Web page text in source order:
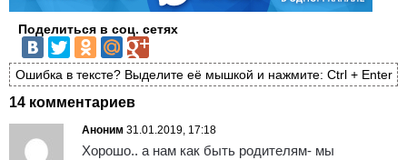
Поделиться в соц. сетях
Ошибка в тексте? Выделите её мышкой и нажмите: Ctrl + Enter
14 комментариев
Аноним 31.01.2019, 17:18
Хорошо.. а нам как быть родителям- мы